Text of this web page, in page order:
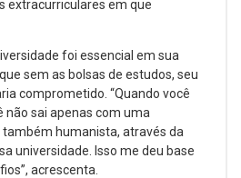
extracurriculares em que
foi essencial em sua
sem as bolsas de estudos, seu
comprometido. “Quando você
não sai apenas com uma
humanista, através da
universidade. Isso me deu base
acrescenta.